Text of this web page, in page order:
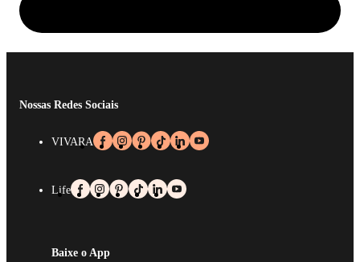
Nossas Redes Sociais
VIVARA
Life
Baixe o App